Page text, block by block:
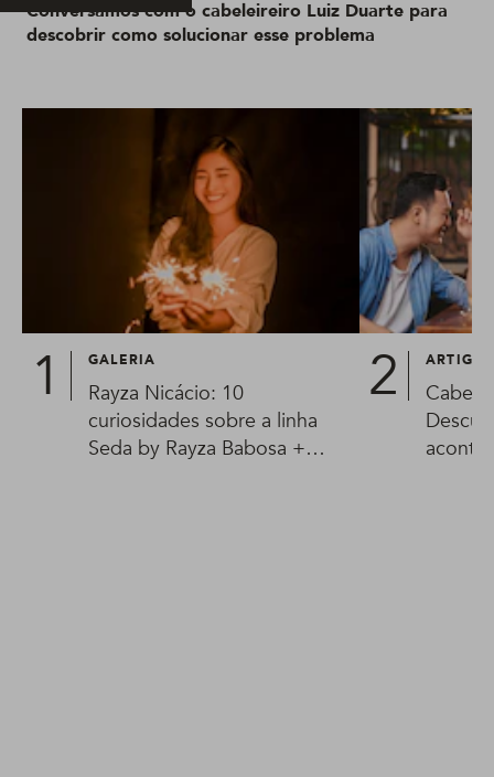
Conversamos com o cabeleireiro Luiz Duarte para
descobrir como solucionar esse problema
GALERIA
Rayza Nicácio: 10
curiosidades sobre a linha
Seda by Rayza Babosa +
ARTIGO